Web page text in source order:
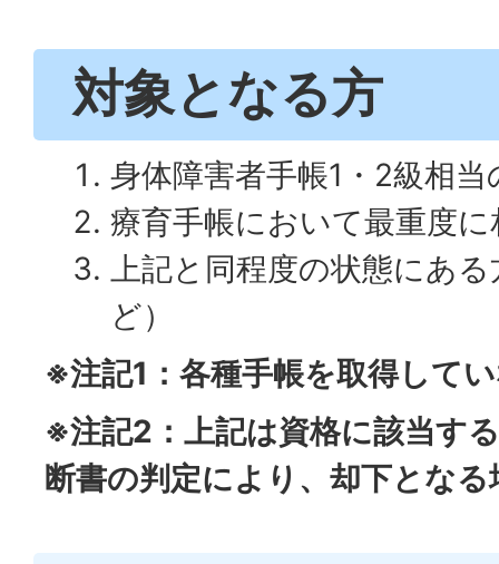
対象となる方
身体障害者手帳1・2級相
療育手帳において最重度
上記と同程度の状態にあ
ど）
※注記1：各種手帳を取得して
※注記2：上記は資格に該当す
断書の判定により、却下とな